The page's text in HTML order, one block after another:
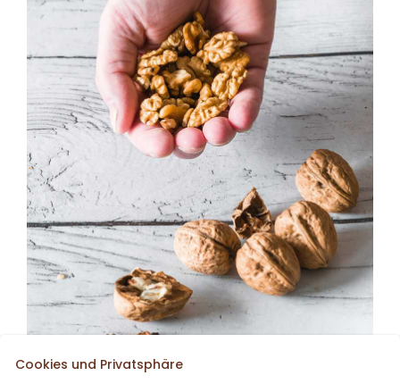
Cookies und Privatsphäre